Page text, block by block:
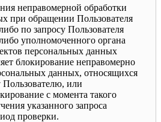
неправомерной обработки
при обращении Пользователя
по запросу Пользователя
уполномоченного органа
персональных данных
блокирование неправомерно
данных, относящихся
или
с момента такого
указанного запроса
проверки.